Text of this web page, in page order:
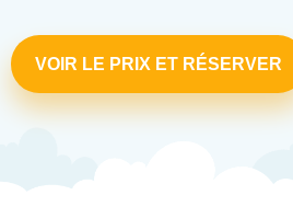
VOIR LE PRIX ET RÉSERVER